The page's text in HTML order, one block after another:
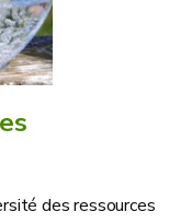
des ressources